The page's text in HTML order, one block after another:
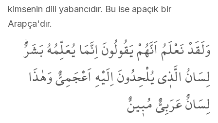
kimsenin dili yabancıdır. Bu ise apaçık bir
Arapça'dır.
وَلَقَدْ نَعْلَمُ اَنَّهُمْ يَقُولُونَ اِنَّمَا يُعَلِّمُهُ بَشَرٌۜ
لِسَانُ الَّذ۪ي يُلْحِدُونَ اِلَيْهِ اَعْجَمِيٌّ وَهٰذَا
لِسَانٌ عَرَبِيٌّ مُب۪ينٌ